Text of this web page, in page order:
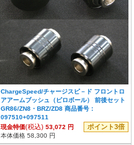
ChargeSpeed/チャージスピ－ド フロントロ
アアームブッシュ（ピロボール） 前後セット
GR86/ZN8・BRZ/ZD8 商品番号：
097510+097511
現金特価(税込) 53,072 円 ポイント3倍
本体価格 58,300 円